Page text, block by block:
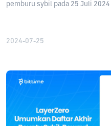
pemburu sybil pada 25 Juli
2024-07-25